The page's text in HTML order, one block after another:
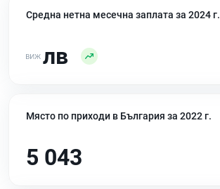
Средна нетна месечна заплата за 2024 г.
лв
Място по приходи в България за 2022 г.
5 043